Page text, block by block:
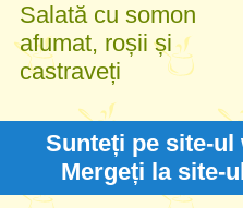
Salată cu somon
afumat, roșii și
castraveți
Sunteți pe site-
Mergeți la site-